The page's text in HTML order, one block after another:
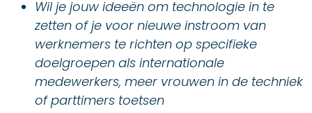
Wil je jouw ideeën om technologie in te
zetten of je voor nieuwe instroom van
werknemers te richten op specifieke
doelgroepen als internationale
medewerkers, meer vrouwen in de techniek
of parttimers toetsen